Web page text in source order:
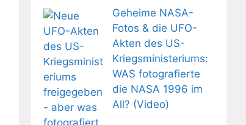
Geheime NASA-
Fotos & die UFO-
Akten des US-
Kriegsministeriums:
WAS fotografierte
die NASA 1996 im
All? (Video)